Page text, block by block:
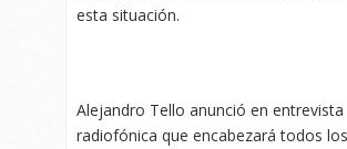
esta situación.
Alejandro Tello anunció en entrevista
radiofónica que encabezará todos los